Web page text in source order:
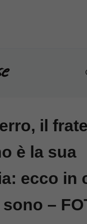
il
è la sua
ecco in
–